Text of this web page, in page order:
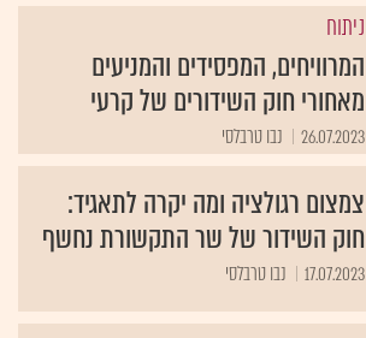
ניתוח
המרוויחים, המפסידים והמניעים
מאחורי חוק השידורים של קרעי
26.07.2023 נבו טרבלסי
צמצום רגולציה ומה יקרה לתאגיד:
חוק השידור של שר התקשורת נחשף
17.07.2023 נבו טרבלסי